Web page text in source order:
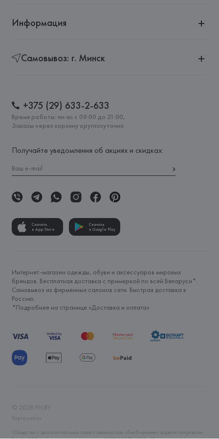
Информация
Самовывоз: г. Минск
+375 (29) 633-2-633
Время работы: пн-вс с 09:00 до 21:00,
Заказы через корзину круглосуточно
Получайте уведомления об акциях и скидках:
Скачать
в App Store
Скачать
в Google Play
Интернет-магазин одежды, обуви и аксессуаров мировых
брендов. Бесплатная доставка с примеркой по всей Беларуси*.
Самовывоз из фирменных салонов сети. Быстрая доставка в
Россию.
*Подробнее на странице «Доставка и оплата»
© 2026 FH.BY
Карта сайта
Общество с дополнительной ответственностью «БелВиринея» зарегистрировано